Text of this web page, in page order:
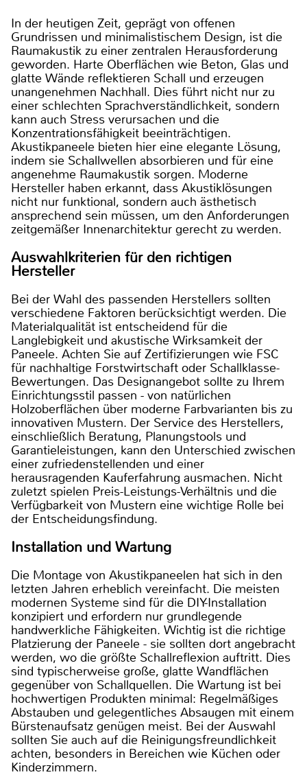
In der heutigen Zeit, geprägt von offenen
Grundrissen und minimalistischem Design, ist die
Raumakustik zu einer zentralen Herausforderung
geworden. Harte Oberflächen wie Beton, Glas und
glatte Wände reflektieren Schall und erzeugen
unangenehmen Nachhall. Dies führt nicht nur zu
einer schlechten Sprachverständlichkeit, sondern
kann auch Stress verursachen und die
Konzentrationsfähigkeit beeinträchtigen.
Akustikpaneele bieten hier eine elegante Lösung,
indem sie Schallwellen absorbieren und für eine
angenehme Raumakustik sorgen. Moderne
Hersteller haben erkannt, dass Akustiklösungen
nicht nur funktional, sondern auch ästhetisch
ansprechend sein müssen, um den Anforderungen
zeitgemäßer Innenarchitektur gerecht zu werden.
Auswahlkriterien für den richtigen
Hersteller
Bei der Wahl des passenden Herstellers sollten
verschiedene Faktoren berücksichtigt werden. Die
Materialqualität ist entscheidend für die
Langlebigkeit und akustische Wirksamkeit der
Paneele. Achten Sie auf Zertifizierungen wie FSC
für nachhaltige Forstwirtschaft oder Schallklasse-
Bewertungen. Das Designangebot sollte zu Ihrem
Einrichtungsstil passen - von natürlichen
Holzoberflächen über moderne Farbvarianten bis zu
innovativen Mustern. Der Service des Herstellers,
einschließlich Beratung, Planungstools und
Garantieleistungen, kann den Unterschied zwischen
einer zufriedenstellenden und einer
herausragenden Kauferfahrung ausmachen. Nicht
zuletzt spielen Preis-Leistungs-Verhältnis und die
Verfügbarkeit von Mustern eine wichtige Rolle bei
der Entscheidungsfindung.
Installation und Wartung
Die Montage von Akustikpaneelen hat sich in den
letzten Jahren erheblich vereinfacht. Die meisten
modernen Systeme sind für die DIY-Installation
konzipiert und erfordern nur grundlegende
handwerkliche Fähigkeiten. Wichtig ist die richtige
Platzierung der Paneele - sie sollten dort angebracht
werden, wo die größte Schallreflexion auftritt. Dies
sind typischerweise große, glatte Wandflächen
gegenüber von Schallquellen. Die Wartung ist bei
hochwertigen Produkten minimal: Regelmäßiges
Abstauben und gelegentliches Absaugen mit einem
Bürstenaufsatz genügen meist. Bei der Auswahl
sollten Sie auch auf die Reinigungsfreundlichkeit
achten, besonders in Bereichen wie Küchen oder
Kinderzimmern.